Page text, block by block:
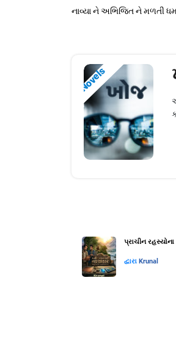
નાવ્યા ને અભિજિત ને મળતી
Novels
પ્રાચીન
દ્વારા Krunal